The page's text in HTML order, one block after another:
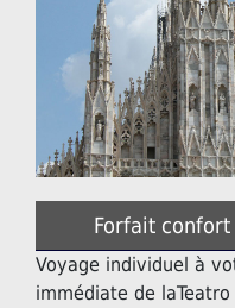
Forfait
Voyage individuel à
immédiate de laTeatro